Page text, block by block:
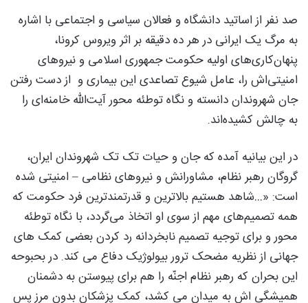
صد نفر از اساتید دانشگاه و فعالان سیاسی و اجتماعی با اشاره
به مرگ یک ایرانی در هر ده دقیقه بر اثر ویروس کرونا،
پنهان‌کاری‌های اولیه حکومت جمهوری اسلامی و نیروهای
امنیتی‌اش را، عامل شیوع تصاعدی این بیماری و از دست رفتن
جان شهروندان دانسته و نگاه توطئه محور آیت‌الله خامنه‌ای را
به چالش کشیده‌اند.
در این بیانیه آمده که جان و حیات تک تک شهروندان ایران،
گروگان رهبر نظام، مشاورانش و نیروهای نظامی – امنیتی شده
است: «…شاهد هستیم بالاترین و قدرتمندترین فرد حکومت که
همه تصمیم‌های مهم از سوی او اتخاذ می‌گردد، با نگاه توطئه
محور و برای توجیه تصمیم نابخردانه رد کردن بعضی کمک های
جهانی از نظریه مضحک ترور بیولوژیک دفاع می کند. در بحبوحه
این بحران که رهبر نظام اجنّه را هم برای پیوستن به دشمنان
همیشگی اش به میدان می کشد، کمک پزشکان بدون مرز پس